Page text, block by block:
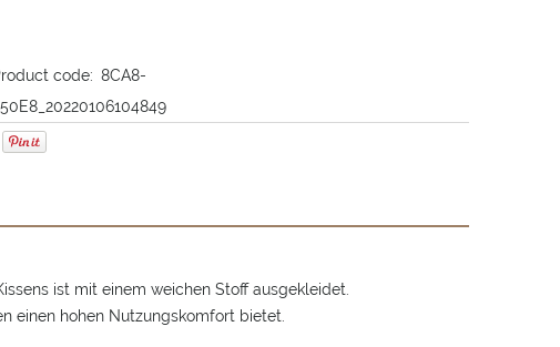
code: 8CA8-
ist mit einem weichen Stoff ausgekleidet.
einen hohen Nutzungskomfort bietet.